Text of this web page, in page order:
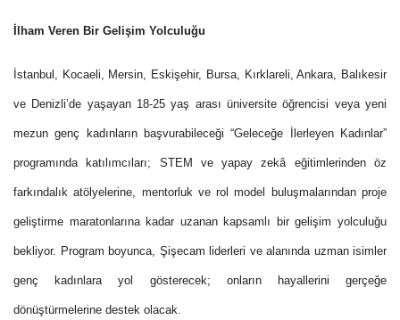
İlham Veren Bir Gelişim Yolculuğu
İstanbul, Kocaeli, Mersin, Eskişehir, Bursa, Kırklareli, Ankara, Balıkesir
ve Denizli’de yaşayan 18-25 yaş arası üniversite öğrencisi veya yeni
mezun genç kadınların başvurabileceği “Geleceğe İlerleyen Kadınlar”
programında katılımcıları; STEM ve yapay zekâ eğitimlerinden öz
farkındalık atölyelerine, mentorluk ve rol model buluşmalarından proje
geliştirme maratonlarına kadar uzanan kapsamlı bir gelişim yolculuğu
bekliyor. Program boyunca, Şişecam liderleri ve alanında uzman isimler
genç kadınlara yol gösterecek; onların hayallerini gerçeğe
dönüştürmelerine destek olacak.